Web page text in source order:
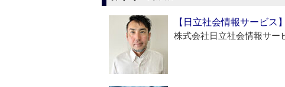
【日立社会情報サービス
株式会社日立社会情報サー